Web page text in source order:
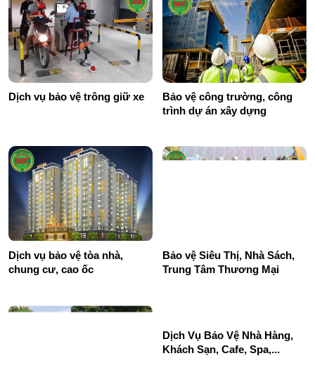
Dịch vụ bảo vệ trông giữ xe
Bảo vệ công trường, công
trình dự án xây dựng
Dịch vụ bảo vệ tòa nhà,
chung cư, cao ốc
Bảo vệ Siêu Thị, Nhà Sách,
Trung Tâm Thương Mại